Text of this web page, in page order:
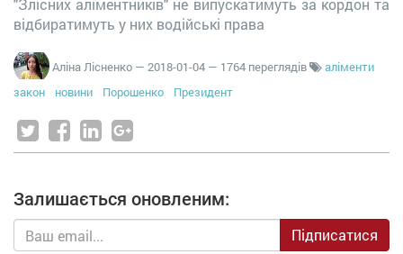
"Злісних аліментників" не випускатимуть за кордон та
відбиратимуть у них водійські права
Аліна Лісненко — 2018-01-04 — 1764 переглядів
аліменти
закон
новини Порошенко Президент
Залишається оновленим:
Підписатися